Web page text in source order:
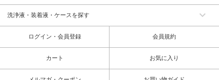
洗浄液・装着液・ケースを探す
ログイン・会員登録 会員規約
カート お気に入り